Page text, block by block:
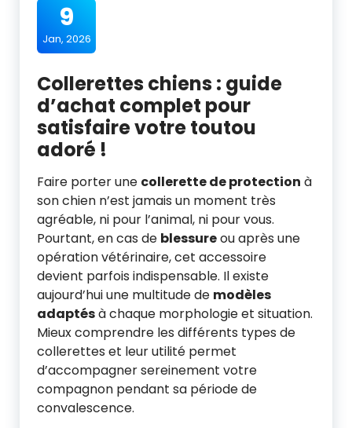
9
Jan, 2026
Collerettes chiens : guide
d’achat complet pour
satisfaire votre toutou
adoré !
Faire porter une collerette de protection à
son chien n’est jamais un moment très
agréable, ni pour l’animal, ni pour vous.
Pourtant, en cas de blessureou après une
opération vétérinaire, cet accessoire
devient parfois indispensable. Il existe
aujourd’hui une multitude de modèles
adaptésà chaque morphologie et situation.
Mieux comprendre les différents types de
collerettes et leur utilité permet
d’accompagner sereinement votre
compagnon pendant sa période de
convalescence.